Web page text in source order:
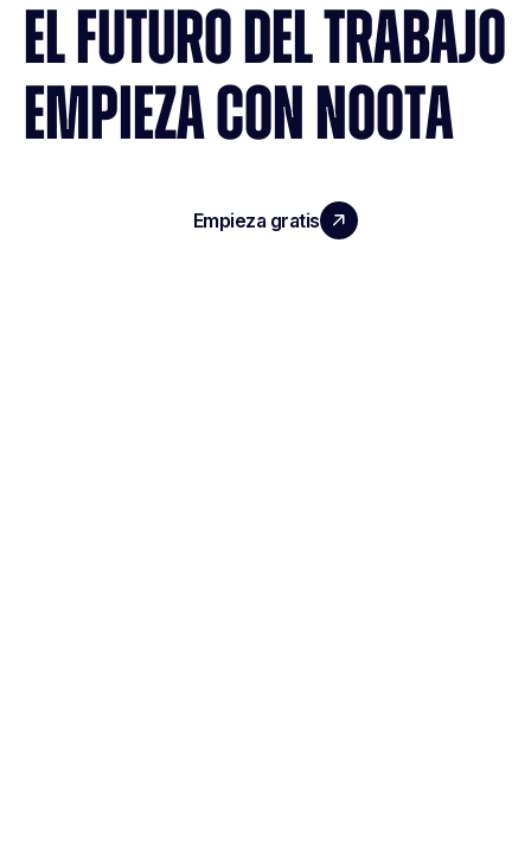
EL FUTURO DEL TRABAJO
EMPIEZA CON NOOTA
Empieza gratis